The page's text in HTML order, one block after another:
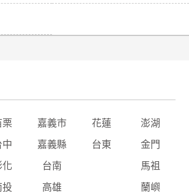
栗 嘉義市 花蓮 澎湖
中 嘉義縣 台東 金門
化 台南 馬祖
投 高雄 蘭嶼